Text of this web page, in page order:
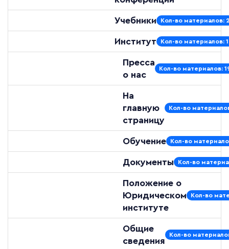
Учебники Кол-во материалов: 2
Институт Кол-во материалов:
Пресса
о нас
Кол-во материалов:
На
главную
страницу
Кол-во
Обучение Кол-во
Документы Кол-во
Положение о
Юридическом
институте
Кол-во
Общие
сведения
Кол-во